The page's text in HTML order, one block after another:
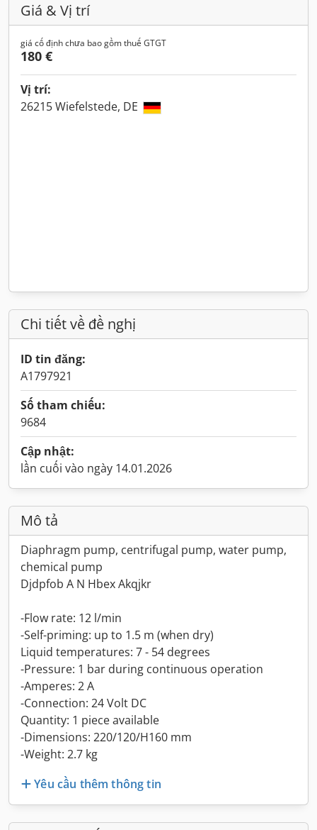
Giá & Vị trí
giá cố định chưa bao gồm thuế GTGT
180 €
Vị trí:
26215 Wiefelstede, DE
Chi tiết về đề nghị
ID tin đăng:
A1797921
Số tham chiếu:
9684
Cập nhật:
lần cuối vào ngày 14.01.2026
Mô tả
Diaphragm pump, centrifugal pump, water pump,
chemical pump
Djdpfob A N Hbex Akqjkr
-Flow rate: 12 l/min
-Self-priming: up to 1.5 m (when dry)
Liquid temperatures: 7 - 54 degrees
-Pressure: 1 bar during continuous operation
-Amperes: 2 A
-Connection: 24 Volt DC
Quantity: 1 piece available
-Dimensions: 220/120/H160 mm
-Weight: 2.7 kg
Yêu cầu thêm thông tin